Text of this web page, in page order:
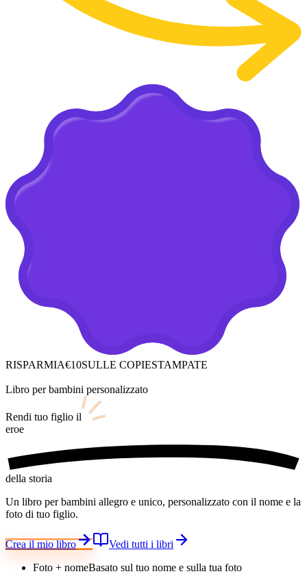
RISPARMIA€10SULLE COPIESTAMPATE
Libro per bambini personalizzato
Rendi tuo figlio il
eroe
della storia
Un libro per bambini allegro e unico, personalizzato con il nome e la
foto di tuo figlio.
Crea il mio libro
Vedi tutti i libri
Foto + nomeBasato sul tuo nome e sulla tua foto